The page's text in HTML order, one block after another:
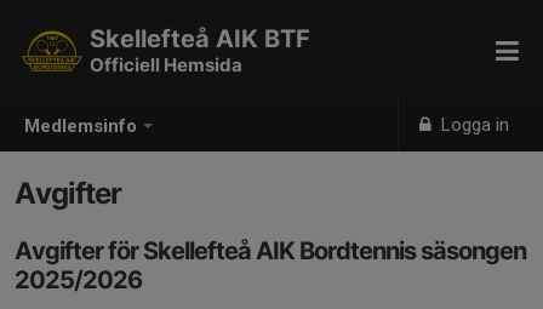
Medlemsinfo Logga in
Skellefteå AIK BTF
Officiell Hemsida
Avgifter
Avgifter för Skellefteå AIK Bordtennis säsongen
2025/2026